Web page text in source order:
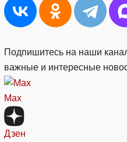
Подпишитесь на наши
важные и интересные
Max
Дзен